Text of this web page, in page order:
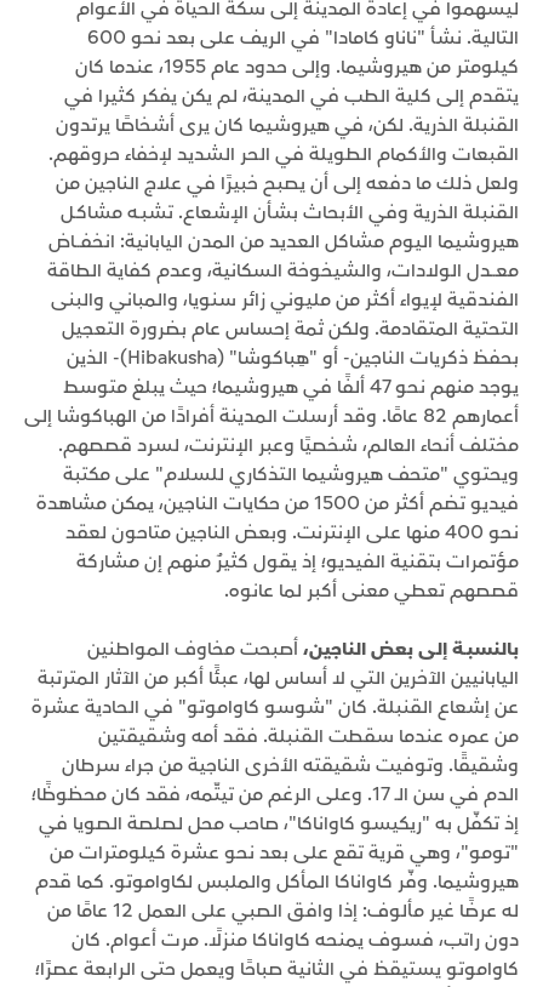
ليسهموا في إعادة المدينة إلى سكة الحياة في الأعوام
التالية. نشأ "ناناو كامادا" في الريف على بعد نحو 600
كيلومتر من هيروشيما. وإلى حدود عام 1955، عندما كان
يتقدم إلى كلية الطب في المدينة، لم يكن يفكر كثيرا في
القنبلة الذرية. لكن، في هيروشيما كان يرى أشخاصًا يرتدون
القبعات والأكمام الطويلة في الحر الشديد لإخفاء حروقهم.
ولعل ذلك ما دفعه إلى أن يصبح خبيرًا في علاج الناجين من
القنبلة الذرية وفي الأبحاث بشأن الإشعاع. تشبـه مشاكـل
هيروشيما اليوم مشاكل العديد من المدن اليابانية: انخفــاض
معــدل الولادات، والشيخوخة السكانية، وعدم كفاية الطاقة
الفندقية لإيواء أكثر من مليوني زائر سنويا، والمباني والبنى
التحتية المتقادمة. ولكن ثمة إحساس عام بضرورة التعجيل
بحفظ ذكريات الناجين- أو "هِباكوشا" (Hibakusha)- الذين
يوجد منهم نحو 47 ألفًا في هيروشيما؛ حيث يبلغ متوسط
أعمارهم 82 عامًا. وقد أرسلت المدينة أفرادًا من الهباكوشا إلى
مختلف أنحاء العالم، شخصيًا وعبر الإنترنت، لسرد قصصهم.
ويحتوي "متحف هيروشيما التذكاري للسلام" على مكتبة
فيديو تضم أكثر من 1500 من حكايات الناجين، يمكن مشاهدة
نحو 400 منها على الإنترنت. وبعض الناجين متاحون لعقد
مؤتمرات بتقنية الفيديو؛ إذ يقول كثيرٌ منهم إن مشاركة
قصصهم تعطي معنى أكبر لما عانوه.
بالنسبـة إلى بعض الناجين،أصبحت مخاوف المواطنين
اليابانيين الآخرين التي لا أساس لها، عبئًا أكبر من الآثار المترتبة
عن إشعاع القنبلة. كان "شوسو كاواموتو" في الحادية عشرة
من عمره عندما سقطت القنبلة. فقد أمه وشقيقتين
وشقيقًا. وتوفيت شقيقته الأخرى الناجية من جراء سرطان
الدم في سن الـ 17. وعلى الرغم من تيتّمه، فقد كان محظوظًا؛
إذ تكفّل به "ريكيسو كاواناكا"، صاحب محل لصلصة الصويا في
"تومو"، وهي قرية تقع على بعد نحو عشرة كيلومترات من
هيروشيما. وفّر كاواناكا المأكل والملبس لكاواموتو. كما قدم
له عرضًا غير مألوف: إذا وافق الصبي على العمل 12 عامًا من
دون راتب، فسوف يمنحه كاواناكا منزلًا. مرت أعوام. كان
كاواموتو يستيقظ في الثانية صباحًا ويعمل حتى الرابعة عصرًا؛